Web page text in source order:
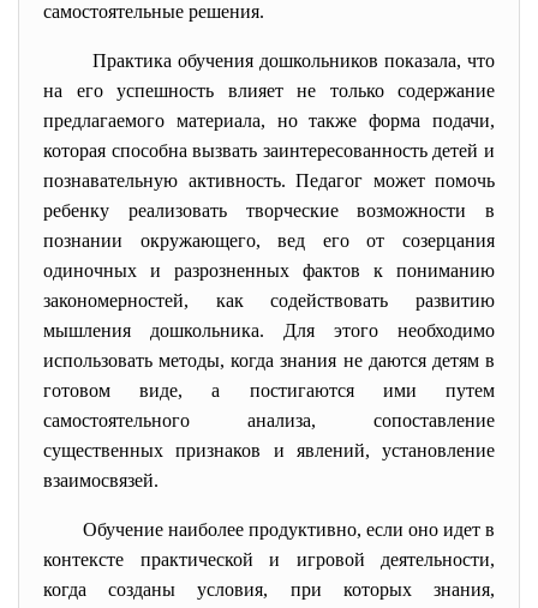
самостоятельные решения.
Практика обучения дошкольников показала, что
на его успешность влияет не только содержание
предлагаемого материала, но также форма подачи,
которая способна вызвать заинтересованность детей и
познавательную активность. Педагог может помочь
ребенку реализовать творческие возможности в
познании окружающего, вед его от созерцания
одиночных и разрозненных фактов к пониманию
закономерностей, как содействовать развитию
мышления дошкольника. Для этого необходимо
использовать методы, когда знания не даются детям в
готовом виде, а постигаются ими путем
самостоятельного анализа, сопоставление
существенных признаков и явлений, установление
взаимосвязей.
Обучение наиболее продуктивно, если оно идет в
контексте практической и игровой деятельности,
когда созданы условия, при которых знания,